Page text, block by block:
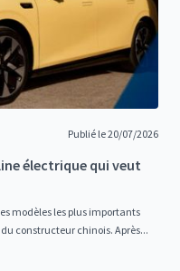
Publié le 20/07/2026
électrique qui veut
modèles les plus importants
constructeur chinois. Après...